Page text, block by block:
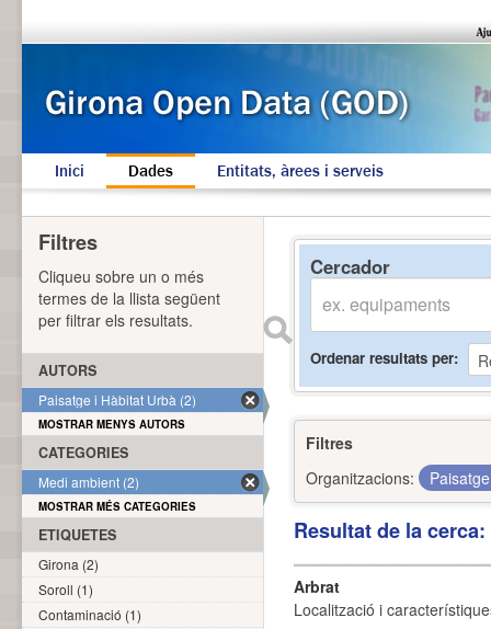
Inici Dades Entitats, àrees i serveis
Cercador
Ordenar resultats per
Filtres
Organitzacions:
Resultat de la
Arbrat
Localització i
Filtres
Cliqueu sobre un o més
termes de la llista següent
per filtrar els resultats.
AUTORS
Paisatge i Hàbitat Urbà (2)
MOSTRAR MENYS AUTORS
CATEGORIES
Medi ambient (2)
MOSTRAR MÉS CATEGORIES
ETIQUETES
Girona (2)
Soroll (1)
Contaminació (1)